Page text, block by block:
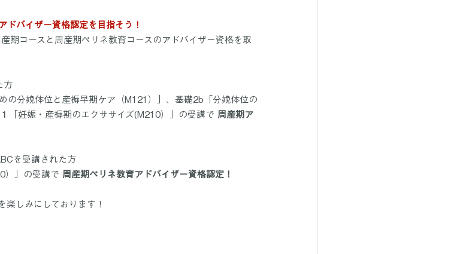
ドバイザー資格認定を目指そう！
期コースと周産期ペリネ教育コースのアドバイザー資格を取
方
の分娩体位と産褥早期ケア（M121）」、基礎2b「分娩体位の
「妊娠・産褥期のエクササイズ(M210）」の受講で 周産期ア
を受講された方
）」の受講で 周産期ペリネ教育アドバイザー資格認定！
楽しみにしております！